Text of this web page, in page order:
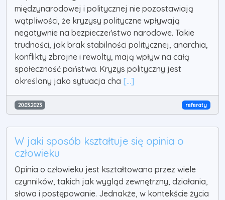
międzynarodowej i politycznej nie pozostawiają
wątpliwości, że kryzysy polityczne wpływają
negatywnie na bezpieczeństwo narodowe. Takie
trudności, jak brak stabilności politycznej, anarchia,
konflikty zbrojne i rewolty, mają wpływ na całą
społeczność państwa. Kryzys polityczny jest
określany jako sytuacja cha [...]
20.03.2023 referaty
W jaki sposób kształtuje się opinia o
człowieku
Opinia o człowieku jest kształtowana przez wiele
czynników, takich jak wygląd zewnętrzny, działania,
słowa i postępowanie. Jednakże, w kontekście życia